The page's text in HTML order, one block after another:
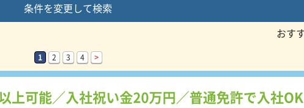
条件を変更して検索
1 2 3 4 >
上可能／入社祝い金20万円／普通免許で入社OK